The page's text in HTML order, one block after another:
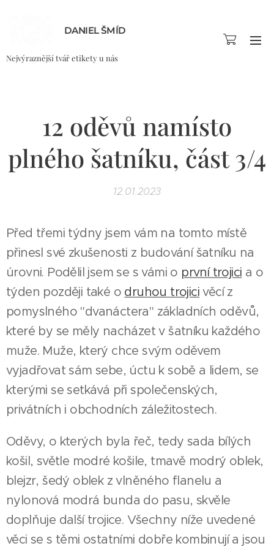
DANIEL ŠMÍD
Nejvýraznější tvář etikety u nás
12 oděvů namísto
plného šatníku, část 3/4
12.01.2023
Před třemi týdny jsem vám na tomto místě
přinesl své zkušenosti z budování šatníku na
úrovni. Podělil jsem se s vámi o první trojici a o
týden později také o druhou trojici věcí z
pomyslného "dvanáctera" základních oděvů,
které by se měly nacházet v šatníku každého
muže. Muže, který chce svým oděvem
vyjadřovat sám sebe, úctu k sobě a lidem, se
kterými se setkává při společenských,
privátních i obchodních záležitostech.
Oděvy, o kterých byla řeč, tedy sada bílých
košil, světle modré košile, tmavě modrý oblek,
blejzr, šedý oblek z vlněného flanelu a
nylonová modrá bunda do pasu, skvěle
doplňuje další trojice. Všechny níže uvedené
věci se s těmi ostatními dobře kombinují a jsou